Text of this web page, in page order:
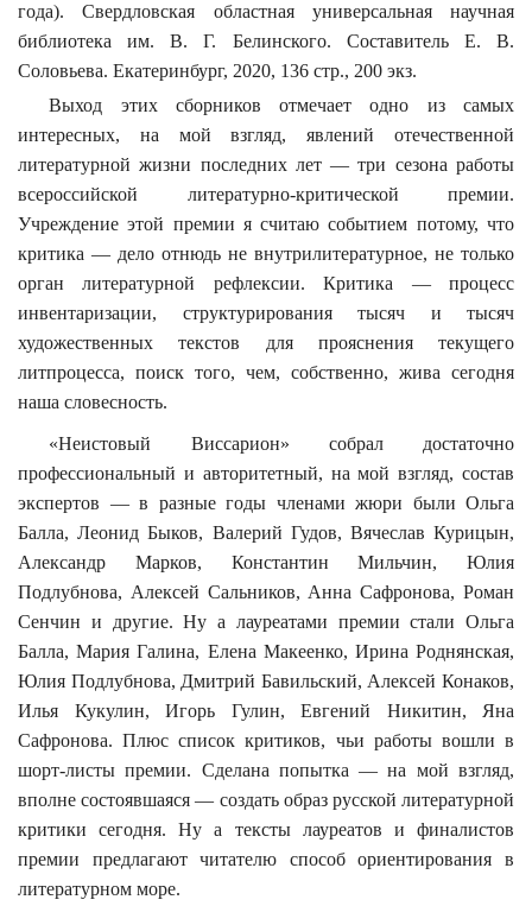
года). Свердловская областная универсальная научная
библиотека им. В. Г. Белинского. Составитель Е. В.
Соловьева. Екатеринбург, 2020, 136 стр., 200 экз.
Выход этих сборников отмечает одно из самых
интересных, на мой взгляд, явлений отечественной
литературной жизни последних лет — три сезона работы
всероссийской литературно-критической премии.
Учреждение этой премии я считаю событием потому, что
критика — дело отнюдь не внутрилитературное, не только
орган литературной рефлексии. Критика — процесс
инвентаризации, структурирования тысяч и тысяч
художественных текстов для прояснениятекущего
литпроцесса, поиск того, чем, собственно, жива сегодня
наша словесность.
«Неистовый Виссарион» собрал достаточно
профессиональный и авторитетный, на мой взгляд, состав
экспертов — в разные годы членами жюри были Ольга
Балла, Леонид Быков, Валерий Гудов, Вячеслав Курицын,
Александр Марков, КонстантинМильчин, Юлия
Подлубнова, Алексей Сальников, Анна Сафронова, Роман
Сенчин и другие. Ну а лауреатами премии стали Ольга
Балла, Мария Галина, Елена Макеенко, Ирина Роднянская,
Юлия Подлубнова, Дмитрий Бавильский, АлексейКонаков,
Илья Кукулин, Игорь Гулин, Евгений Никитин, Яна
Сафронова. Плюс список критиков, чьи работы вошли в
шорт-листы премии. Сделана попытка — на мой взгляд,
вполне состоявшаяся — создать образ русской литературной
критики сегодня. Ну а тексты лауреатов и финалистов
премии предлагают читателю способ ориентирования в
литературном море.